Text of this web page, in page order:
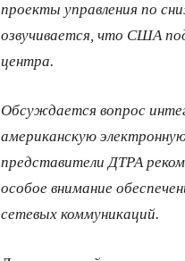
проекты управления по
озвучивается, что США
центра.
Обсуждается вопрос
американскую
представители ДТРА
особое внимание
сетевых коммуникаций.